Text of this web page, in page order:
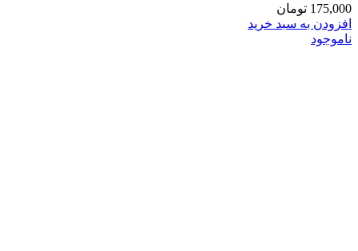
175,000 تومان
افزودن به سبد خرید
ناموجود